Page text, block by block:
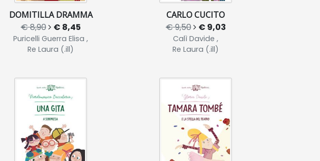
DOMITILLA DRAMMA
€ 8,90 € 8,45
Puricelli Guerra Elisa ,
Re Laura (.ill)
CARLO CUCITO
€ 9,50 € 9,03
Calì Davide ,
Re Laura (.ill)